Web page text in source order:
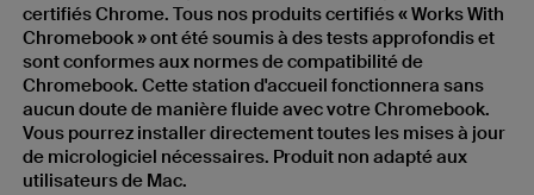
certifiés Chrome. Tous nos produits certifiés « Works With
Chromebook » ont été soumis à des tests approfondis et
sont conformes aux normes de compatibilité de
Chromebook. Cette station d'accueil fonctionnera sans
aucun doute de manière fluide avec votre Chromebook.
Vous pourrez installer directement toutes les mises à jour
de micrologiciel nécessaires. Produit non adapté aux
utilisateurs de Mac.